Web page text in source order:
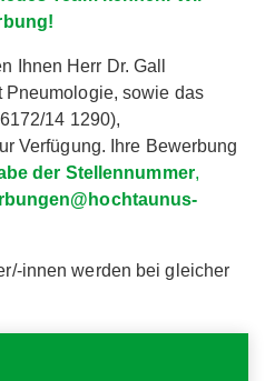
Ihnen Herr Dr. Gall
Pneumologie, sowie das
14 1290),
Verfügung. Ihre Bewerbung
der Stellennummer,
innen werden bei gleicher